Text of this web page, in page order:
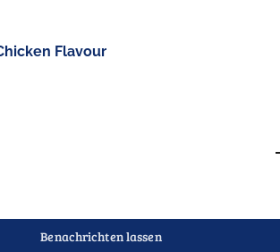
Flavour
Benachrichten lassen